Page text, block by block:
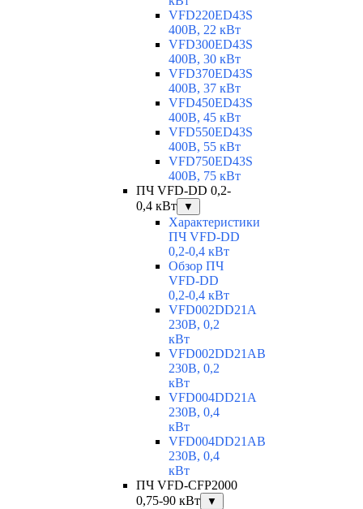
VFD220ED43S
400В, 22 кВт
VFD300ED43S
400В, 30 кВт
VFD370ED43S
400В, 37 кВт
VFD450ED43S
400В, 45 кВт
VFD550ED43S
400В, 55 кВт
VFD750ED43S
400В, 75 кВт
ПЧ VFD-DD 0,2-
0,4 кВт
▼
Характеристики
ПЧ VFD-DD
0,2-0,4 кВт
Обзор ПЧ
VFD-DD
0,2-0,4 кВт
VFD002DD21A
230В, 0,2
кВт
VFD002DD21AB
230В, 0,2
кВт
VFD004DD21A
230В, 0,4
кВт
VFD004DD21AB
230В, 0,4
кВт
ПЧ VFD-CFP2000
0,75-90 кВт
▼